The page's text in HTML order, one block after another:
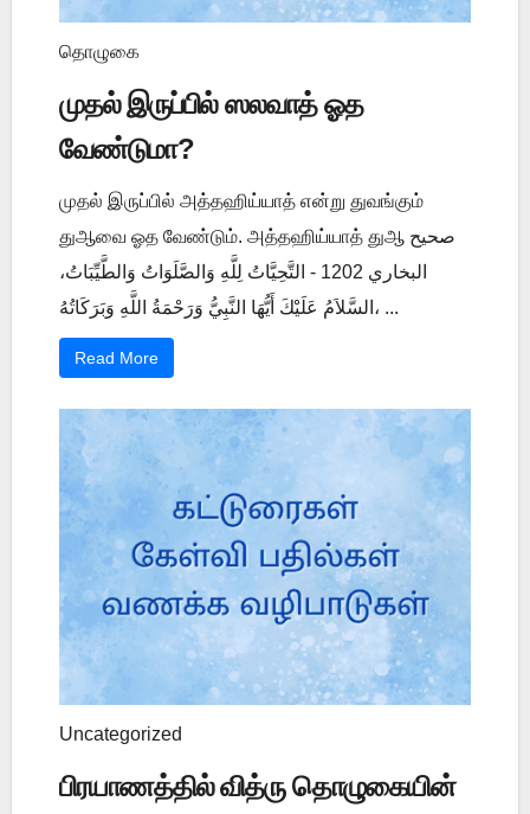
தொழுகை
முதல் இருப்பில் ஸலவாத் ஓத
வேண்டுமா?
முதல் இருப்பில் அத்தஹிய்யாத் என்று துவங்கும்
துஆவை ஓத வேண்டும். அத்தஹிய்யாத் துஆ صحيح
البخاري 1202 - التَّحِيَّاتُ لِلَّهِ وَالصَّلَوَاتُ وَالطَّيِّبَاتُ،
السَّلاَمُ عَلَيْكَ أَيُّهَا النَّبِيُّ وَرَحْمَةُ اللَّهِ وَبَرَكَاتُهُ، ...
Read More
Uncategorized
பிரயாணத்தில் வித்ரு தொழுகையின்